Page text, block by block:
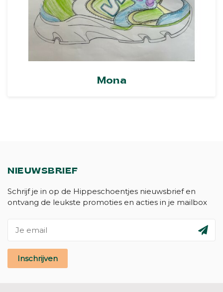
Mona
NIEUWSBRIEF
Schrijf je in op de Hippeschoentjes nieuwsbrief en
ontvang de leukste promoties en acties in je mailbox
Inschrijven